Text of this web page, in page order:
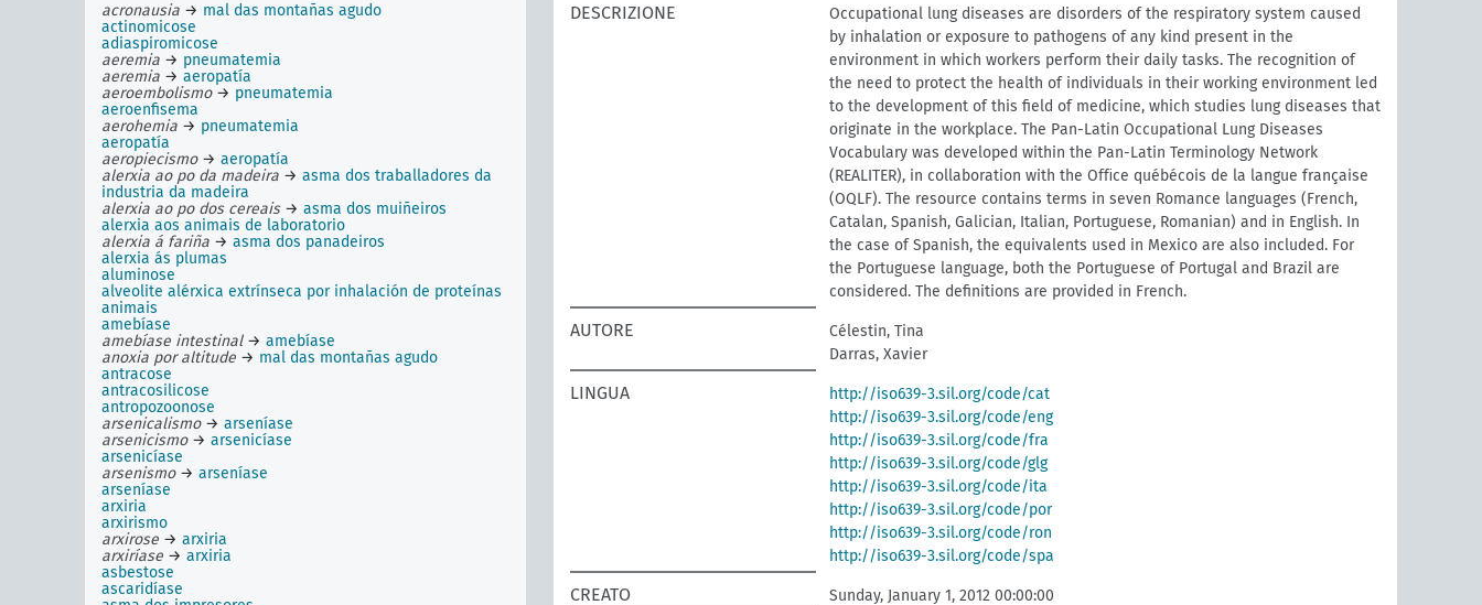
acronausia → mal das montañas agudo
actinomicose
adiaspiromicose
aeremia → pneumatemia
aeremia → aeropatía
aeroembolismo→ pneumatemia
aeroenfisema
aerohemia → pneumatemia
aeropatía
aeropiecismo→ aeropatía
alerxia ao po da madeira → asma dos traballadores da
industria da madeira
alerxia ao po dos cereais→ asma dos muiñeiros
alerxia aos animais de laboratorio
alerxia á fariña → asma dos panadeiros
alerxia ás plumas
aluminose
alveolite alérxica extrínseca por inhalación de proteínas
animais
amebíase
amebíase intestinal→ amebíase
anoxia por altitude → mal das montañas agudo
antracose
antracosilicose
antropozoonose
arsenicalismo→ arseníase
arsenicismo→ arsenicíase
arsenicíase
arsenismo→ arseníase
arseníase
arxiria
arxirismo
arxirose → arxiria
arxiríase → arxiria
asbestose
ascaridíase
DESCRIZIONE
Occupational lung diseases are disorders of the respiratory system caused
by inhalation or exposure to pathogens of any kind present in the
environment in which workers perform their daily tasks. The recognition of
the need to protect the health of individuals in their working environment led
to the development of this field of medicine, which studies lung diseases that
originate in the workplace. The Pan-Latin Occupational Lung Diseases
Vocabulary was developed within the Pan-Latin Terminology Network
(REALITER), in collaboration with the Oﬃce québécois de la langue française
(OQLF). The resource contains terms in seven Romance languages (French,
Catalan, Spanish, Galician, Italian, Portuguese, Romanian) and in English. In
the case of Spanish, the equivalents used in Mexico are also included. For
the Portuguese language, both the Portuguese of Portugal and Brazil are
considered. The definitions are provided in French.
AUTORE
Célestin, Tina
Darras, Xavier
LINGUA
http://iso639-3.sil.org/code/cat
http://iso639-3.sil.org/code/eng
http://iso639-3.sil.org/code/fra
http://iso639-3.sil.org/code/glg
http://iso639-3.sil.org/code/ita
http://iso639-3.sil.org/code/por
http://iso639-3.sil.org/code/ron
http://iso639-3.sil.org/code/spa
CREATO Sunday, January 1, 2012 00:00:00